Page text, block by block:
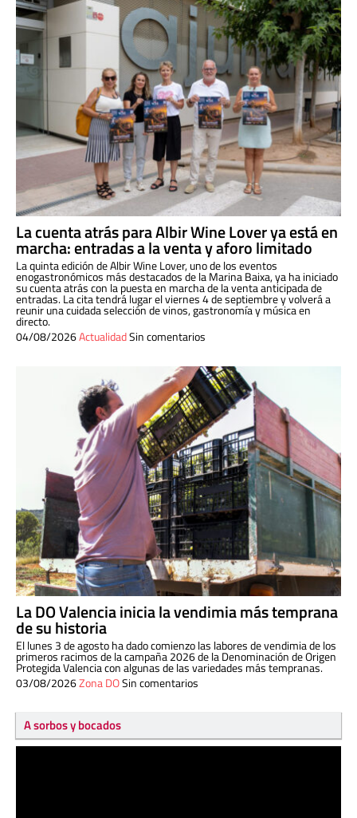
La cuenta atrás para Albir Wine Lover ya está en
marcha: entradas a la venta y aforo limitado
La quinta edición de Albir Wine Lover, uno de los eventos
enogastronómicos más destacados de la Marina Baixa, ya ha iniciado
su cuenta atrás con la puesta en marcha de la venta anticipada de
entradas. La cita tendrá lugar el viernes 4 de septiembre y volverá a
reunir una cuidada selección de vinos, gastronomía y música en
directo.
04/08/2026ActualidadSin comentarios
La DO Valencia inicia la vendimia más temprana
de su historia
El lunes 3 de agosto ha dado comienzo las labores de vendimia de los
primeros racimos de la campaña 2026 de la Denominación de Origen
Protegida Valencia con algunas de las variedades más tempranas.
03/08/2026Zona DOSin comentarios
A sorbos y bocados